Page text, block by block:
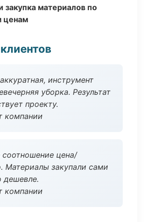
закупка материалов по
ценам
инструмент
уборка. Результат
проекту.
компании
цена/
Материалы закупали сами
компании